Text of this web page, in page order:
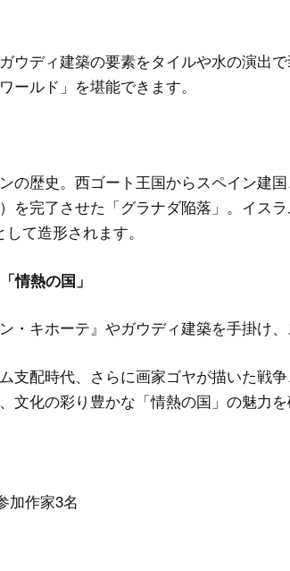
ウディ建築の要素をタイルや水の演出
ールド」を堪能できます。
の歴史。西ゴート王国からスペイン建
を完了させた「グラナダ陥落」。イス
て造形されます。
情熱の国」
キホーテ』やガウディ建築を手掛け
支配時代、さらに画家ゴヤが描いた戦
化の彩り豊かな「情熱の国」の魅力を
加作家3名